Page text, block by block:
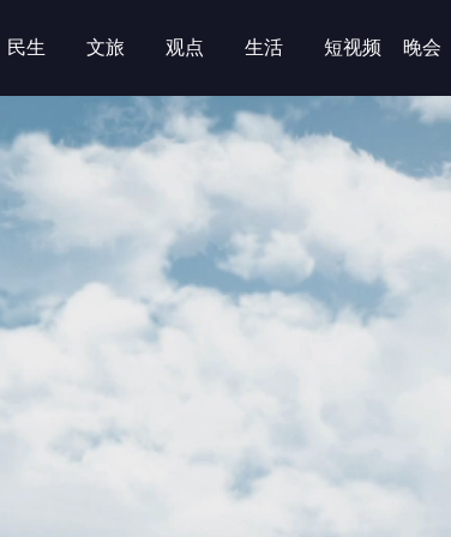
民生 文旅 观点 生活 短视频 晚会